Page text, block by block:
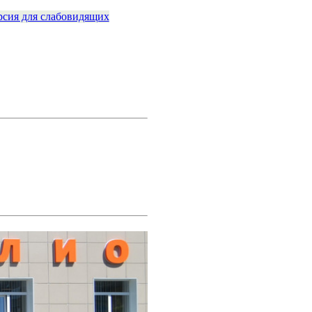
для слабовидящих